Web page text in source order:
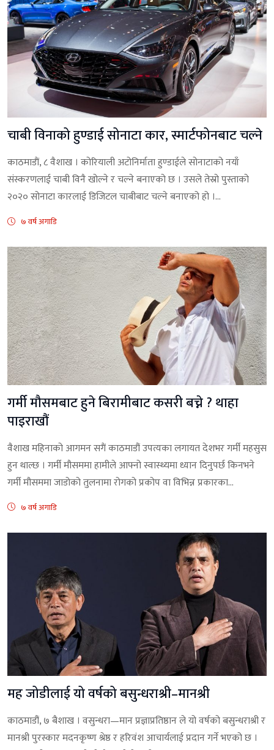
चाबी विनाको हुण्डाई सोनाटा कार, स्मार्टफोनबाट चल्ने
काठमाडाैं, ८ वैशाख । कोरियाली अटोनिर्माता हुण्डाईले सोनाटाको नयाँ
संस्करणलाई चाबी विनै खोल्ने र चल्ने बनाएको छ । उसले तेस्रो पुस्ताको
२०२० सोनाटा कारलाई डिजिटल चाबीबाट चल्ने बनाएको हो ।...
७ वर्ष अगाडि
गर्मी मौसमबाट हुने बिरामीबाट कसरी बच्ने ? थाहा
पाइराखौं
वैशाख महिनाको आगमन सगैं काठमाडौं उपत्यका लगायत देशभर गर्मी महसुस
हुन थाल्छ । गर्मी मौसममा हामीले आफ्नो स्वास्थ्यमा ध्यान दिनुपर्छ किनभने
गर्मी मौसममा जाडोको तुलनामा रोगको प्रकोप वा विभिन्न प्रकारका...
७ वर्ष अगाडि
मह जोडीलाई यो वर्षको बसुन्धराश्री–मानश्री
काठमाडौं, ७ बैशाख । वसुन्धरा—मान प्रज्ञाप्रतिष्ठान ले यो वर्षको बसुन्धराश्री र
मानश्री पुरस्कार मदनकृष्ण श्रेष्ठ र हरिवंश आचार्यलाई प्रदान गर्ने भएको छ ।